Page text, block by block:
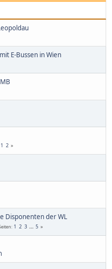
E-Bussen in Wien
1 2
Disponenten der WL
1 2 3 ... 5